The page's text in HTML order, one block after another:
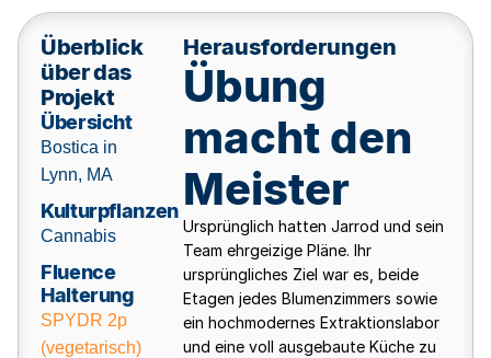
Überblick
über das
Projekt
Übersicht
Bostica in
Lynn, MA
Kulturpflanzen
Cannabis
Fluence
Halterung
SPYDR 2p
(vegetarisch)
Herausforderungen
Übung
macht den
Meister
Ursprünglich hatten Jarrod und sein
Team ehrgeizige Pläne. Ihr
ursprüngliches Ziel war es, beide
Etagen jedes Blumenzimmers sowie
ein hochmodernes Extraktionslabor
und eine voll ausgebaute Küche zu